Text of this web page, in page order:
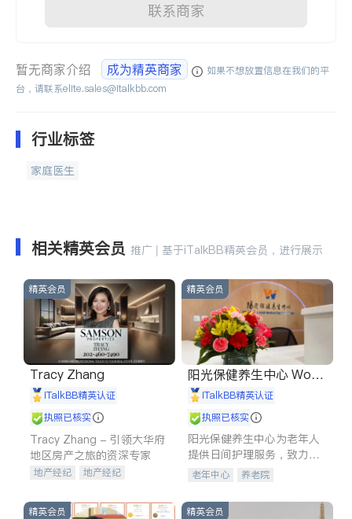
联系商家
暂无商家介绍 成为精英商家
如果不想放置信息在我们的平
台，请联系elite.sales@italkbb.com
行业标签
家庭医生
相关精英会员 推广 | 基于iTalkBB精英会员，进行展示
精英会员
Tracy Zhang
iTalkBB精英认证
执照已核实
Tracy Zhang - 引领大华府
地区房产之旅的资深专家
地产经纪
地产经纪
商铺租售
开发商建商
精英会员
阳光保健养生中心 World
shine
iTalkBB精英认证
执照已核实
阳光保健养生中心为老年人
提供日间护理服务，致力于
通过持续的护理创新来有效
老年中心 养老院
精英会员 精英会员